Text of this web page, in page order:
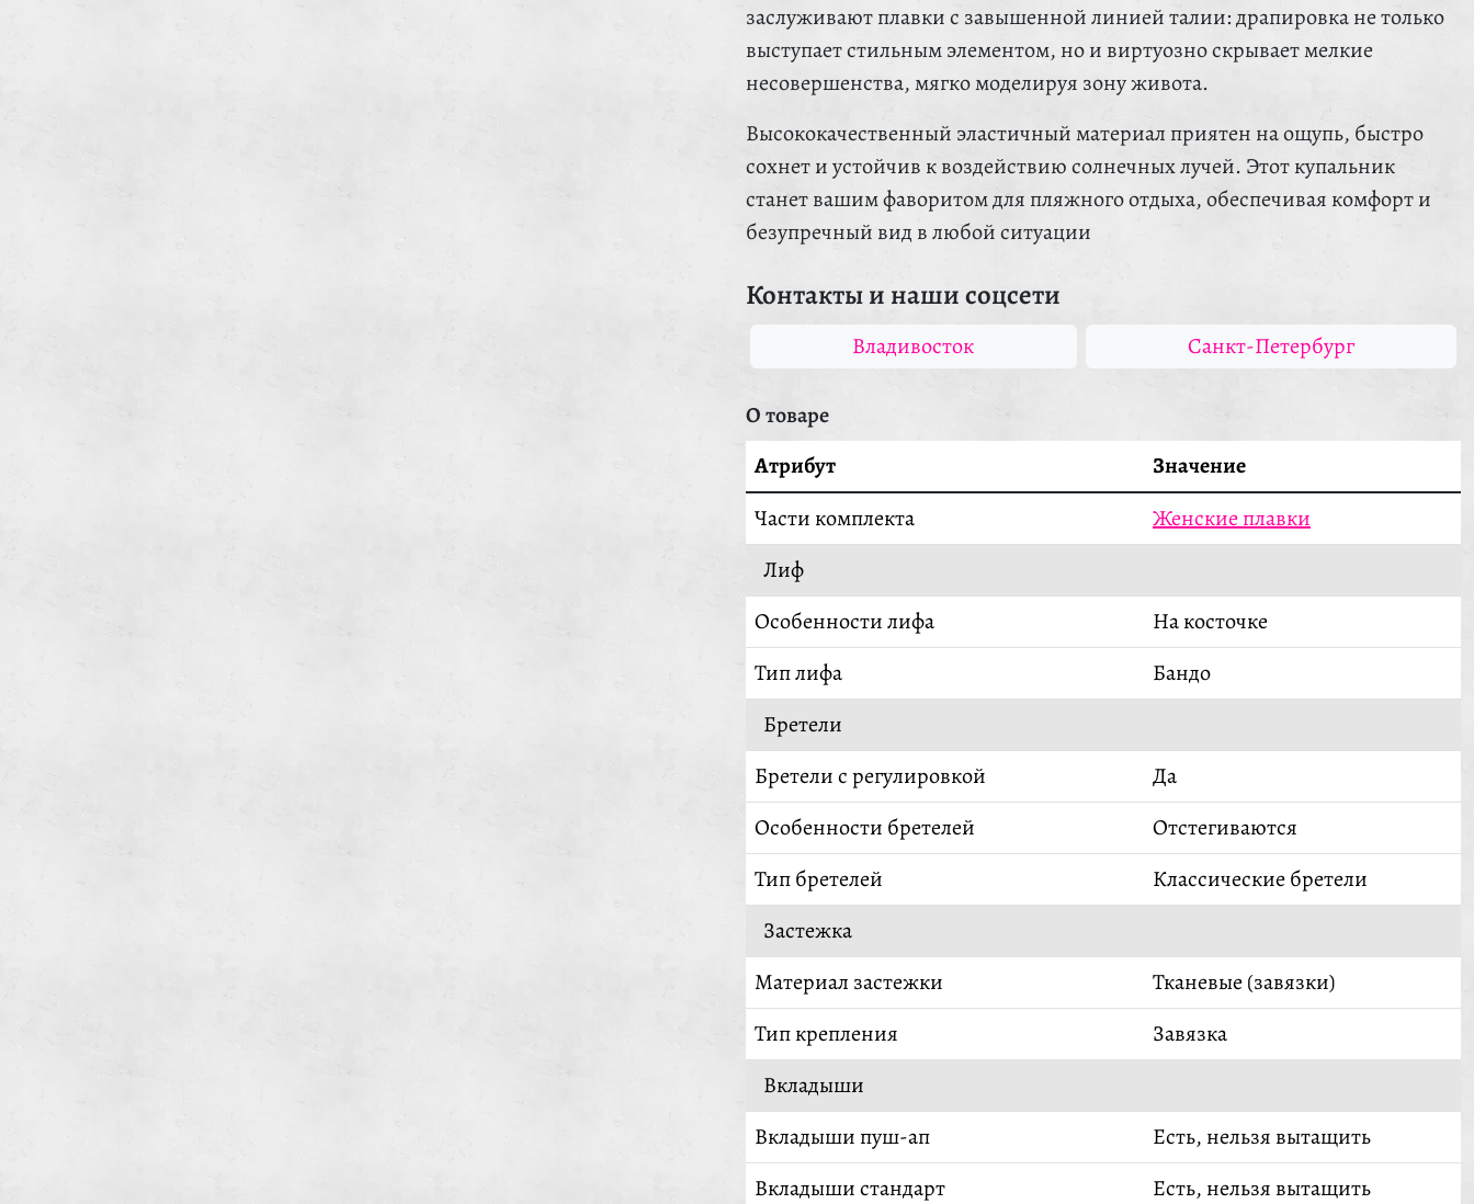
заслуживают плавки с завышенной линией талии: драпировка не только
выступает стильным элементом, но и виртуозно скрывает мелкие
несовершенства, мягко моделируя зону живота.
Высококачественный эластичный материал приятен на ощупь, быстро
сохнет и устойчив к воздействию солнечных лучей. Этот купальник
станет вашим фаворитом для пляжного отдыха, обеспечивая комфорт и
безупречный вид в любой ситуации
Контакты и наши соцсети
Владивосток Санкт-Петербург
О товаре
Атрибут
Значение
Части комплекта
Женские плавки
Лиф
Особенности лифа
На косточке
Тип лифа
Бандо
Бретели
Бретели с регулировкой
Да
Особенности бретелей
Отстегиваются
Тип бретелей
Классические бретели
Застежка
Материал застежки
Тканевые (завязки)
Тип крепления
Завязка
Вкладыши
Вкладыши пуш-ап
Есть, нельзя вытащить
Вкладыши стандарт
Есть, нельзя вытащить